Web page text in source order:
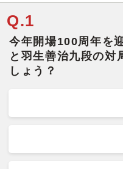
Q.1
今年開場100周年を
と羽生善治九段の対
しょう？